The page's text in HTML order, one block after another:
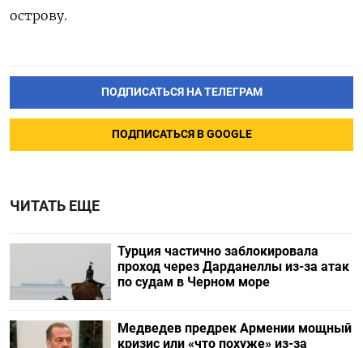
острову.
ПОДПИСАТЬСЯ НА ТЕЛЕГРАМ
ПОДПИСАТЬСЯ В GOOGLE
ЧИТАТЬ ЕЩЕ
Турция частично заблокировала
проход через Дарданеллы из-за атак
по судам в Черном море
Медведев предрек Армении мощный
кризис или «что похуже» из-за